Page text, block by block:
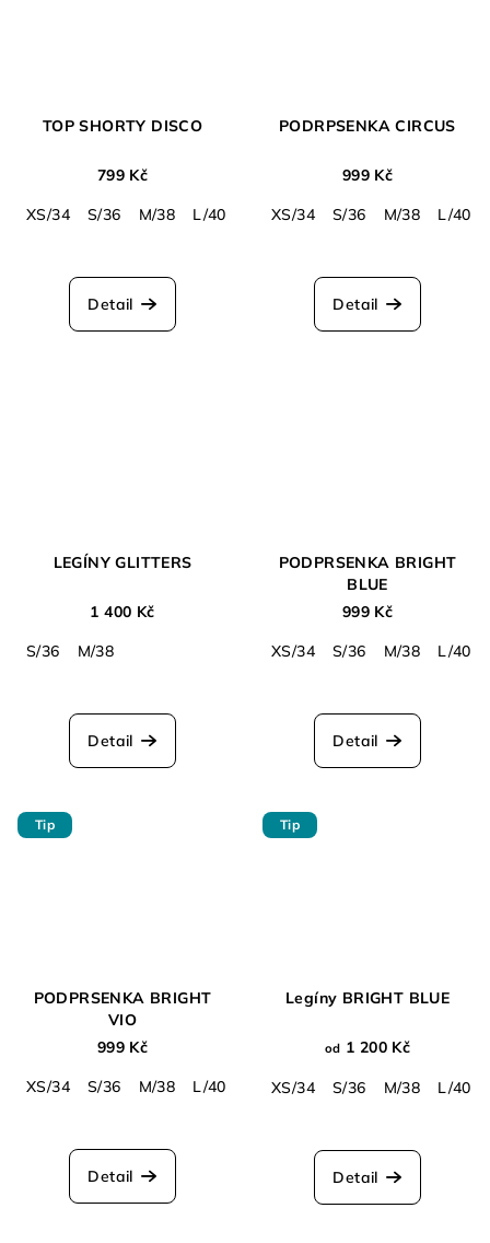
TOP SHORTY DISCO
799 Kč
XS/34
S/36 M/38 L/40
Detail
PODRPSENKA CIRCUS
999 Kč
XS/34
S/36 M/38 L/40
Detail
LEGÍNY GLITTERS
1 400 Kč
S/36
M/38
Detail
PODPRSENKA BRIGHT
BLUE
999 Kč
XS/34
S/36 M/38 L/40
Detail
Tip
PODPRSENKA BRIGHT
VIO
999 Kč
XS/34
S/36 M/38 L/40
Detail
Tip
Legíny BRIGHT BLUE
od 1 200 Kč
XS/34 S/36 M/38 L/40
hodnocení
produktu
Detail